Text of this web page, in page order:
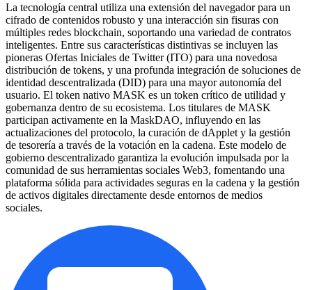
La tecnología central utiliza una extensión del navegador para un
cifrado de contenidos robusto y una interacción sin fisuras con
múltiples redes blockchain, soportando una variedad de contratos
inteligentes. Entre sus características distintivas se incluyen las
pioneras Ofertas Iniciales de Twitter (ITO) para una novedosa
distribución de tokens, y una profunda integración de soluciones de
identidad descentralizada (DID) para una mayor autonomía del
usuario. El token nativo MASK es un token crítico de utilidad y
gobernanza dentro de su ecosistema. Los titulares de MASK
participan activamente en la MaskDAO, influyendo en las
actualizaciones del protocolo, la curación de dApplet y la gestión
de tesorería a través de la votación en la cadena. Este modelo de
gobierno descentralizado garantiza la evolución impulsada por la
comunidad de sus herramientas sociales Web3, fomentando una
plataforma sólida para actividades seguras en la cadena y la gestión
de activos digitales directamente desde entornos de medios
sociales.